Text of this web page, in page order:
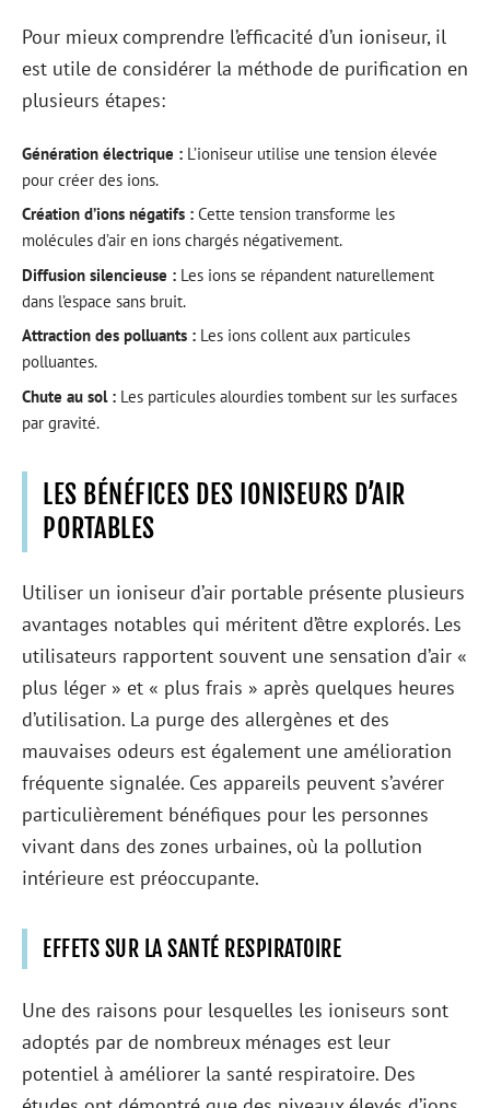
Pour mieux comprendre l’efficacité d’un ioniseur, il
est utile de considérer la méthode de purification en
plusieurs étapes:
Génération électrique : L’ioniseur utilise une tension élevée
pour créer des ions.
Création d’ions négatifs : Cette tension transforme les
molécules d’air en ions chargés négativement.
Diffusion silencieuse : Les ions se répandent naturellement
dans l’espace sans bruit.
Attraction des polluants : Les ions collent aux particules
polluantes.
Chute au sol : Les particules alourdies tombent sur les surfaces
par gravité.
LES BÉNÉFICES DES IONISEURS D’AIR
PORTABLES
Utiliser un ioniseur d’air portable présente plusieurs
avantages notables qui méritent d’être explorés. Les
utilisateurs rapportent souvent une sensation d’air «
plus léger » et « plus frais » après quelques heures
d’utilisation. La purge des allergènes et des
mauvaises odeurs est également une amélioration
fréquente signalée. Ces appareils peuvent s’avérer
particulièrement bénéfiques pour les personnes
vivant dans des zones urbaines, où la pollution
intérieure est préoccupante.
EFFETS SUR LA SANTÉ RESPIRATOIRE
Une des raisons pour lesquelles les ioniseurs sont
adoptés par de nombreux ménages est leur
potentiel à améliorer la santé respiratoire. Des